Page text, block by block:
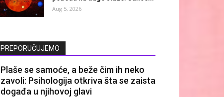
Aug 5, 2026
PREPORUČUJEMO
Plaše se samoće, a beže čim ih neko
zavoli: Psihologija otkriva šta se zaista
događa u njihovoj glavi